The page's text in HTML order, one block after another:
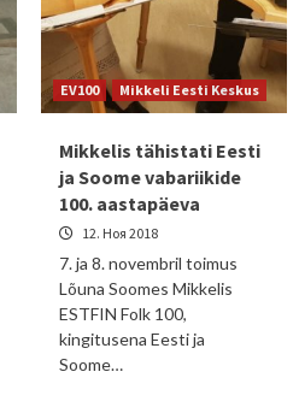
EV100 Mikkeli Eesti Keskus
Mikkelis tähistati Eesti
ja Soome vabariikide
100. aastapäeva
12. Ноя 2018
7. ja 8. novembril toimus
Lõuna Soomes Mikkelis
ESTFIN Folk 100,
kingitusena Eesti ja
Soome…